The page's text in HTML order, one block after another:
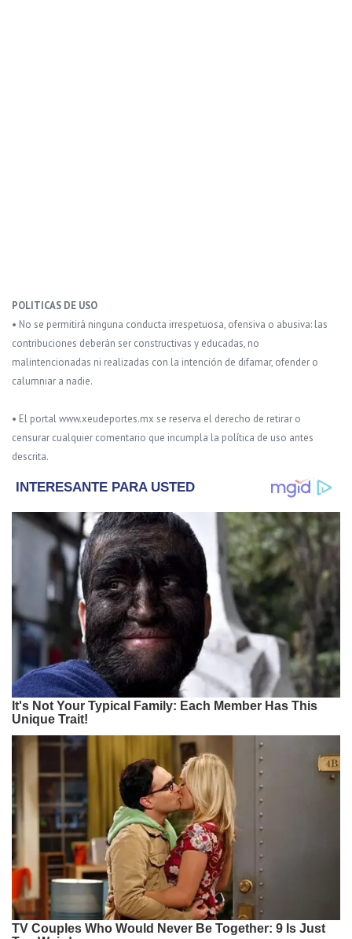
POLITICAS DE USO
• No se permitirá ninguna conducta irrespetuosa, ofensiva o abusiva: las
contribuciones deberán ser constructivas y educadas, no
malintencionadas ni realizadas con la intención de difamar, ofender o
calumniar a nadie.
• El portal www.xeudeportes.mx se reserva el derecho de retirar o
censurar cualquier comentario que incumpla la política de uso antes
descrita.